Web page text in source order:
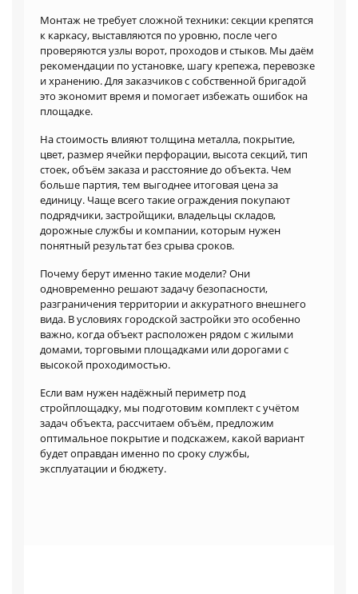
Монтаж не требует сложной техники: секции крепятся
к каркасу, выставляются по уровню, после чего
проверяются узлы ворот, проходов и стыков. Мы даём
рекомендации по установке, шагу крепежа, перевозке
и хранению. Для заказчиков с собственной бригадой
это экономит время и помогает избежать ошибок на
площадке.
На стоимость влияют толщина металла, покрытие,
цвет, размер ячейки перфорации, высота секций, тип
стоек, объём заказа и расстояние до объекта. Чем
больше партия, тем выгоднее итоговая цена за
единицу. Чаще всего такие ограждения покупают
подрядчики, застройщики, владельцы складов,
дорожные службы и компании, которым нужен
понятный результат без срыва сроков.
Почему берут именно такие модели? Они
одновременно решают задачу безопасности,
разграничения территории и аккуратного внешнего
вида. В условиях городской застройки это особенно
важно, когда объект расположен рядом с жилыми
домами, торговыми площадками или дорогами с
высокой проходимостью.
Если вам нужен надёжный периметр под
стройплощадку, мы подготовим комплект с учётом
задач объекта, рассчитаем объём, предложим
оптимальное покрытие и подскажем, какой вариант
будет оправдан именно по сроку службы,
эксплуатации и бюджету.